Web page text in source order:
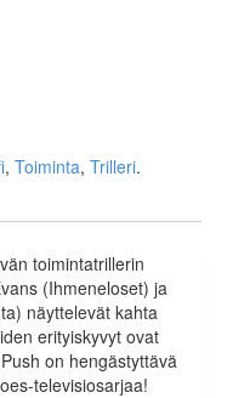
, Toiminta, Trilleri.
toimintatrillerin
(Ihmeneloset) ja
näyttelevät kahta
erityiskyvyt ovat
on hengästyttävä
televisiosarjaa!